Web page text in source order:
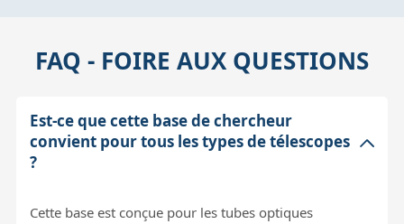
FAQ - FOIRE AUX QUESTIONS
Est-ce que cette base de chercheur
convient pour tous les types de télescopes
?
Cette base est conçue pour les tubes optiques